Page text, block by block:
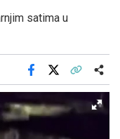
satima u
Facebook